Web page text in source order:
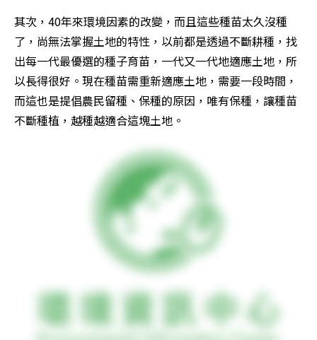
其次，40年來環境因素的改變，而且這些種苗太久沒種
了，尚無法掌握土地的特性，以前都是透過不斷耕種，找
出每一代最優選的種子育苗，一代又一代地適應土地，所
以長得很好。現在種苗需重新適應土地，需要一段時間，
而這也是提倡農民留種、保種的原因，唯有保種，讓種苗
不斷種植，越種越適合這塊土地。